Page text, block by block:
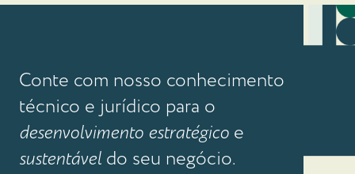
Conte com nosso conhecimento
técnico e jurídico para o
desenvolvimento estratégico e
sustentável do seu negócio.